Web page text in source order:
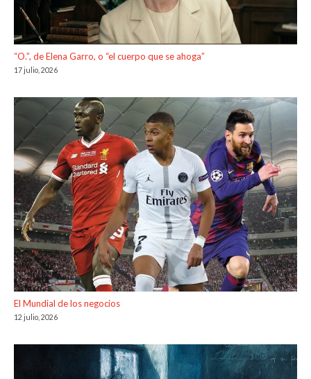
“O.”, de Elena Garro, o “el cuerpo que se ahoga”
17 julio, 2026
El Mundial de los negocios
12 julio, 2026